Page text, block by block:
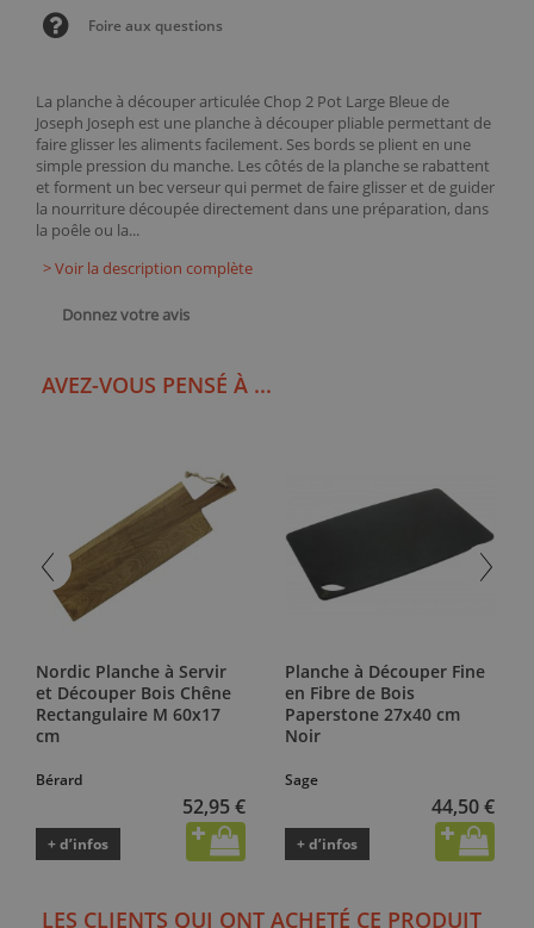
La planche à découper articulée Chop 2 Pot Large Bleue de
Joseph Joseph est une planche à découper pliable permettant de
faire glisser les aliments facilement. Ses bords se plient en une
simple pression du manche. Les côtés de la planche se rabattent
et forment un bec verseur qui permet de faire glisser et de guider
la nourriture découpée directement dans une préparation, dans
la poêle ou la...
> Voir la description complète
Donnez votre avis
Foire aux questions
AVEZ-VOUS PENSÉ À ...
Nordic Planche à Servir
et Découper Bois Chêne
Rectangulaire M 60x17
cm
Bérard
52,95 €
+ d’infos
Planche à Découper Fine
en Fibre de Bois
Paperstone 27x40 cm
Noir
Sage
44,50 €
+ d’infos
LES CLIENTS QUI ONT ACHETÉ CE PRODUIT